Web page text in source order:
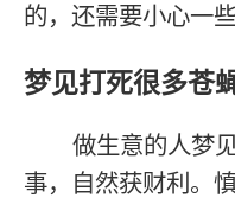
的，还需要小心一
梦见打死很多苍
做生意的人梦
事，自然获财利。